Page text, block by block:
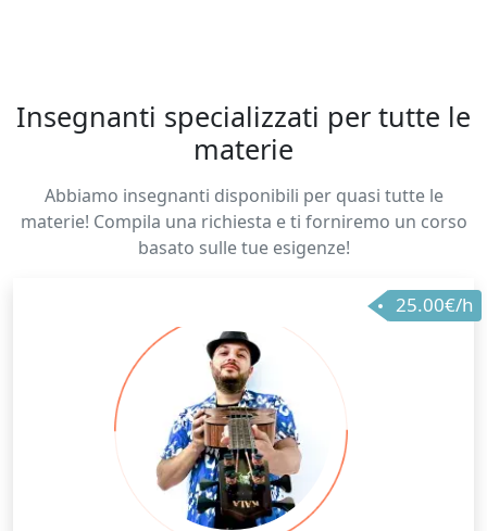
Insegnanti specializzati per tutte le
materie
Abbiamo insegnanti disponibili per quasi tutte le
materie! Compila una richiesta e ti forniremo un corso
basato sulle tue esigenze!
25.00€/h